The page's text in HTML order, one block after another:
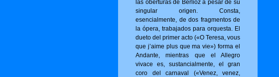
las oberturas de Berlioz a pesar de su
singular origen. Consta,
esencialmente, de dos fragmentos de
la ópera, trabajados para orquesta. El
dueto del primer acto («O Tere­sa, vous
que j’aime plus que ma vie») for­ma el
Andante, mientras que el Allegro
vivace es, sustancialmente, el gran
coro del carnaval («Venez, venez,